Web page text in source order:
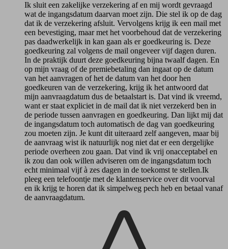
Ik sluit een zakelijke verzekering af en mij wordt gevraagd
wat de ingangsdatum daarvan moet zijn. Die stel ik op de dag
dat ik de verzekering afsluit. Vervolgens krijg ik een mail met
een bevestiging, maar met het voorbehoud dat de verzekering
pas daadwerkelijk in kan gaan als er goedkeuring is. Deze
goedkeuring zal volgens de mail ongeveer vijf dagen duren.
In de praktijk duurt deze goedkeuring bijna twaalf dagen. En
op mijn vraag of de premiebetaling dan ingaat op de datum
van het aanvragen of het de datum van het door hen
goedkeuren van de verzekering, krijg ik het antwoord dat
mijn aanvraagdatum dus de betaalstart is. Dat vind ik vreemd,
want er staat expliciet in de mail dat ik niet verzekerd ben in
de periode tussen aanvragen en goedkeuring. Dan lijkt mij dat
de ingangsdatum toch automatisch de dag van goedkeuring
zou moeten zijn. Je kunt dit uiteraard zelf aangeven, maar bij
de aanvraag wist ik natuurlijk nog niet dat er een dergelijke
periode overheen zou gaan. Dat vind ik vrij onacceptabel en
ik zou dan ook willen adviseren om de ingangsdatum toch
echt minimaal vijf à zes dagen in de toekomst te stellen.Ik
pleeg een telefoontje met de klantenservice over dit voorval
en ik krijg te horen dat ik simpelweg pech heb en betaal vanaf
de aanvraagdatum.